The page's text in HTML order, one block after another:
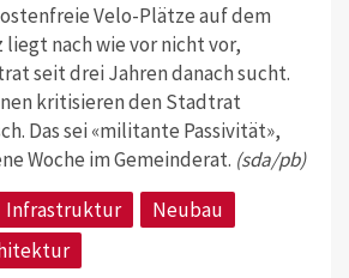
Velo-Plätze auf dem
nach wie vor nicht vor,
seit drei Jahren danach sucht.
kritisieren den Stadtrat
Das sei «militante Passivität»,
Woche im Gemeinderat. (sda/pb)
Infrastruktur
Neubau